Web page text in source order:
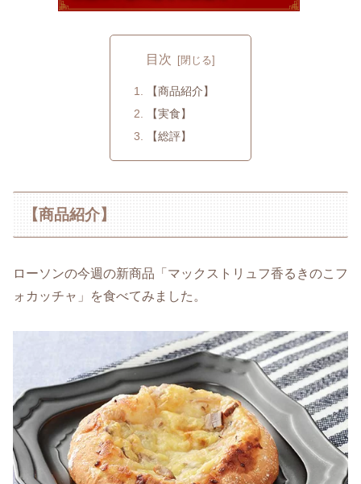
目次
【商品紹介】
【実食】
【総評】
【商品紹介】
ローソンの今週の新商品「マックストリュフ香るきのこフ
ォカッチャ」を食べてみました。